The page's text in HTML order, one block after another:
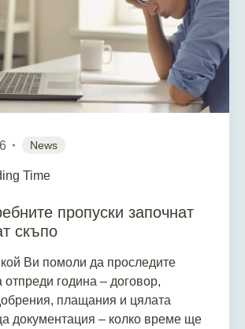
News
Time
пропуски започнат
скъпо
Ви помоли да проследите
отпреди година – договор,
плащания и цялата
документация – колко време ще